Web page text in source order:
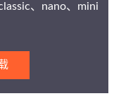
、nano、mini